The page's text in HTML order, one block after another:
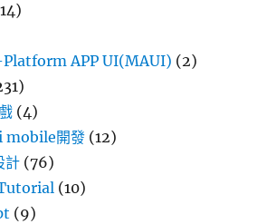
APP UI(MAUI) (2)
(4)
mobile開發 (12)
計 (76)
(10)
(9)